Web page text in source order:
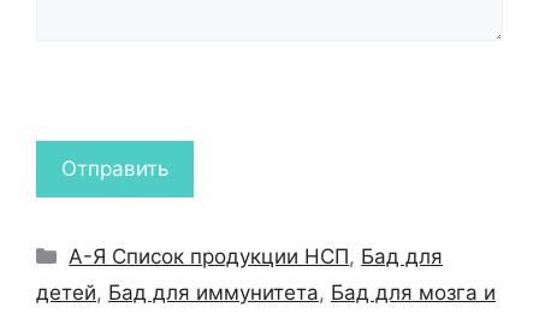
Рубрики
А-Я Список продукции НСП, Бад для
детей, Бад для иммунитета, Бад для мозга и